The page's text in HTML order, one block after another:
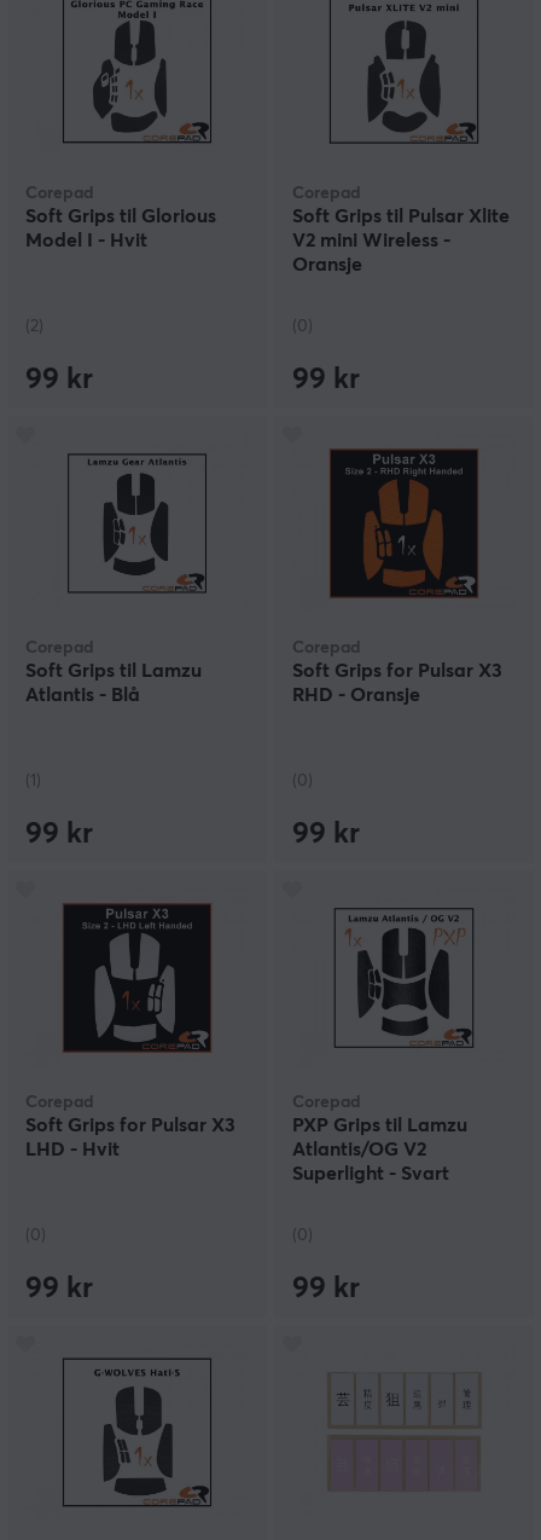
Corepad
Soft Grips til Glorious
Model I - Hvit
(2)
99 kr
Corepad
Soft Grips til Pulsar Xlite
V2 mini Wireless -
Oransje
(0)
99 kr
Corepad
Soft Grips til Lamzu
Atlantis - Blå
(1)
99 kr
Corepad
Soft Grips for Pulsar X3
RHD - Oransje
(0)
99 kr
Corepad
Soft Grips for Pulsar X3
LHD - Hvit
(0)
99 kr
Corepad
PXP Grips til Lamzu
Atlantis/OG V2
Superlight - Svart
(0)
99 kr